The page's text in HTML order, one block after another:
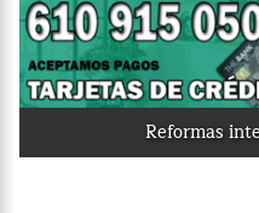
Reformas